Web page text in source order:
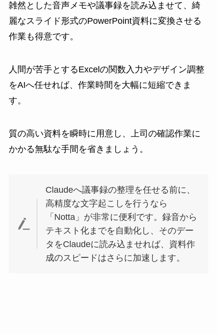
雑然とした音声メモや議事録を読み込ませて、綺
麗なスライド形式のPowerPoint資料に変換させる
作業も得意です。
人間が苦手とするExcelの関数入力やデザイン調整
をAIへ任せれば、作業時間を大幅に短縮できま
す。
質の高い資料を瞬時に用意し、上司の確認作業に
かかる無駄な手間を省きましょう。
Claudeへ議事録の整理を任せる前に、
高精度な文字起こしを行うなら
「Notta」が非常に便利です。録音から
テキスト化までを自動化し、そのデー
タをClaudeに読み込ませれば、資料作
成のスピードはさらに加速します。